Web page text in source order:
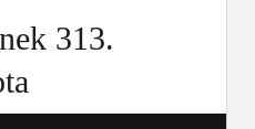
313.